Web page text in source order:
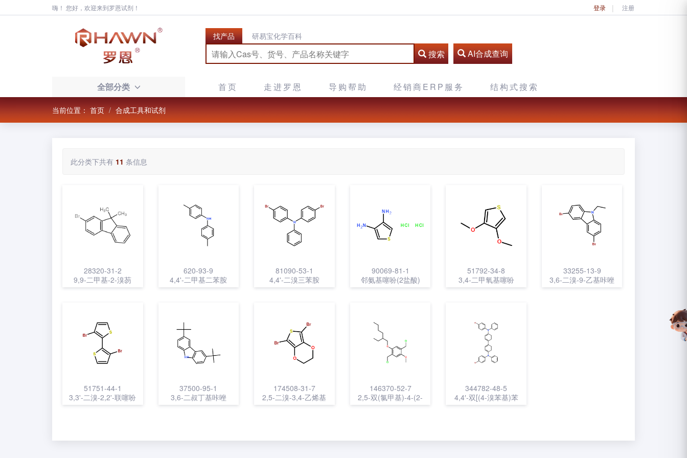
嗨！ 您好，欢迎来到罗恩试剂！ 登录 注册
找产品 研易宝化学百科
搜索 AI合成查询
全部分类 首页 走进罗恩 导购帮助 经销商ERP服务 结构式搜索
当前位置：首页 合成工具和试剂
此分类下共有 11 条信息
28320-31-2
9,9-二甲基-2-溴芴
620-93-9
4,4'-二甲基二苯胺
81090-53-1
4,4'-二溴三苯胺
90069-81-1
邻氨基噻吩(2盐酸)
51792-34-8
3,4-二甲氧基噻吩
33255-13-9
3,6-二溴-9-乙基咔唑
51751-44-1
3,3'-二溴-2,2'-联噻吩
37500-95-1
3,6-二叔丁基咔唑
174508-31-7
2,5-二溴-3,4-乙烯基
146370-52-7
2,5-双(氯甲基)-4-(2-
344782-48-5
4,4′-双[(4-溴苯基)苯